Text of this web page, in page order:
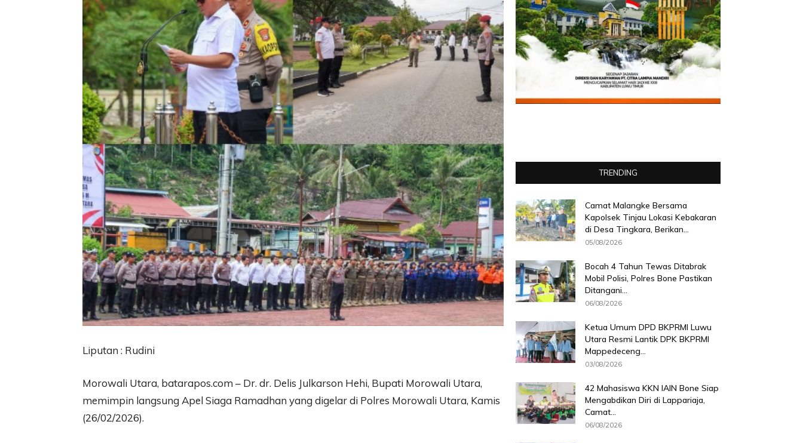
Liputan : Rudini
Morowali Utara, batarapos.com – Dr. dr. Delis Julkarson Hehi, Bupati Morowali Utara,
memimpin langsung Apel Siaga Ramadhan yang digelar di Polres Morowali Utara, Kamis
(26/02/2026).
TRENDING
Camat Malangke Bersama
Kapolsek Tinjau Lokasi Kebakaran
di Desa Tingkara, Berikan...
05/08/2026
Bocah 4 Tahun Tewas Ditabrak
Mobil Polisi, Polres Bone Pastikan
Ditangani...
06/08/2026
Ketua Umum DPD BKPRMI Luwu
Utara Resmi Lantik DPK BKPRMI
Mappedeceng...
03/08/2026
42 Mahasiswa KKN IAIN Bone Siap
Mengabdikan Diri di Lappariaja,
Camat...
06/08/2026